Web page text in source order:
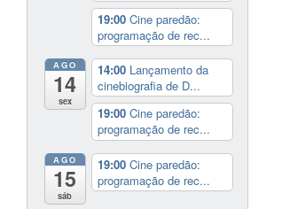
19:00 Cine paredão:
programação de rec...
AGO
14
sex
14:00 Lançamento da
cinebiografia de D...
19:00 Cine paredão:
programação de rec...
AGO
15
sáb
19:00 Cine paredão:
programação de rec...